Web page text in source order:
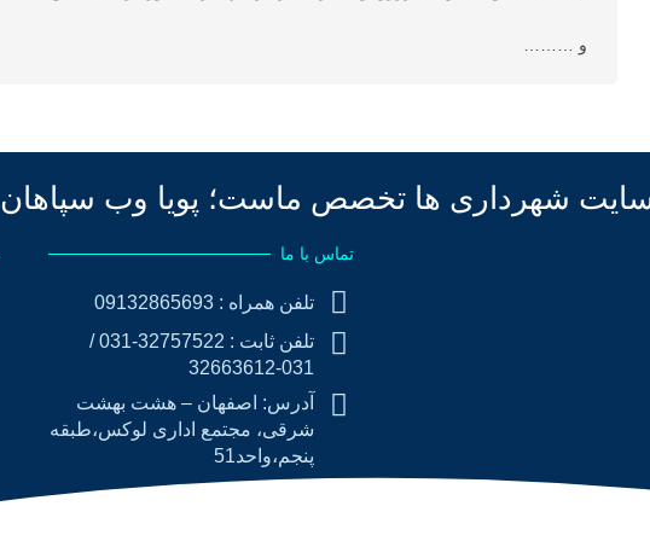
و ………
شهرداری ها تخصص ماست؛ پویا وب سپاهان
تماس با ما
تلفن همراه : 09132865693
تلفن ثابت : 32757522-031 /
031-32663612
آدرس: اصفهان – هشت بهشت
شرقی، مجتمع اداری لوکس،طبقه
پنجم،واحد51